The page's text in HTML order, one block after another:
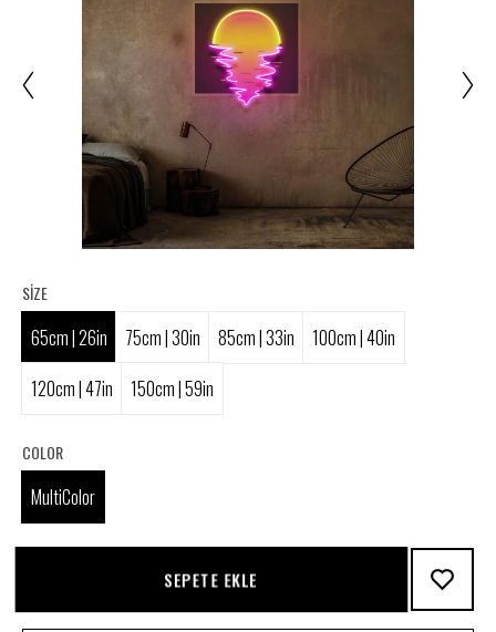
SIZE
65cm | 26in 75cm | 30in 85cm | 33in
100cm | 40in
120cm | 47in
150cm | 59in
COLOR
MultiColor
SEPETE EKLE